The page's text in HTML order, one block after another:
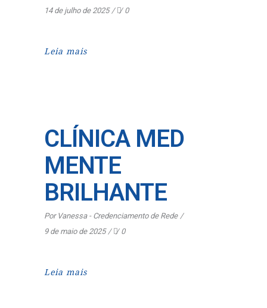
14 de julho de 2025
0
Leia mais
CLÍNICA MED
MENTE
BRILHANTE
Por Vanessa - Credenciamento de Rede
9 de maio de 2025
0
Leia mais